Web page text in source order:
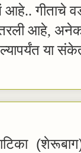
आहे..गीताचे
आहे,
या